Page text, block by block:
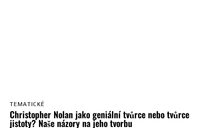
TEMATICKÉ
Christopher Nolan jako geniální tvůrce nebo tvůrce
jistoty? Naše názory na jeho tvorbu